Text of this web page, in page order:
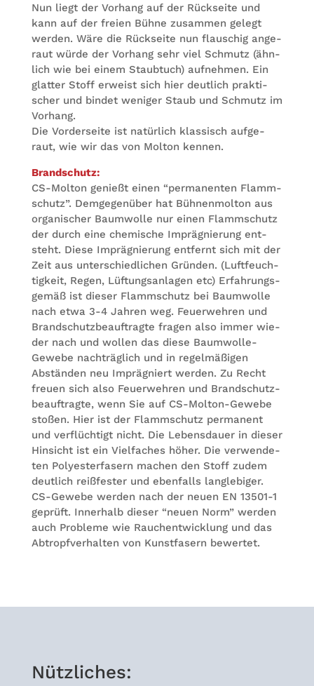
Nun liegt der Vor­hang auf der Rück­seite und
kann auf der freien Bühne zusam­men gelegt
wer­den. Wäre die Rück­seite nun flau­schig ange­
raut würde der Vor­hang sehr viel Schmutz (ähn­
lich wie bei einem Staub­tuch) auf­neh­men. Ein
glat­ter Stoff erweist sich hier deut­lich prak­ti­
scher und bin­det weni­ger Staub und Schmutz im
Vor­hang.
Die Vor­der­seite ist natür­lich klas­sisch auf­ge­
raut, wie wir das von Mol­ton kennen.
Brand­schutz:
CS-Mol­ton genießt einen “per­ma­nen­ten Flamm­
schutz”. Dem­ge­gen­über hat Büh­nen­mol­ton aus
orga­ni­scher Baum­wolle nur einen Flamm­schutz
der durch eine che­mi­sche Imprä­gnie­rung ent­
steht. Diese Imprä­gnie­rung ent­fernt sich mit der
Zeit aus unter­schied­li­chen Grün­den. (Luft­feuch­
tig­keit, Regen, Lüf­tungs­an­la­gen etc) Erfah­rungs­
ge­mäß ist die­ser Flamm­schutz bei Baum­wolle
nach etwa 3-4 Jah­ren weg. Feu­er­weh­ren und
Brand­schutz­be­auf­tragte fra­gen also immer wie­
der nach und wol­len das diese Baum­wolle-
Gewebe nach­träg­lich und in regel­mä­ßi­gen
Abstän­den neu Imprä­gniert wer­den. Zu Recht
freuen sich also Feu­er­weh­ren und Brand­schutz­
be­auf­tragte, wenn Sie auf CS-Mol­ton-Gewebe
sto­ßen. Hier ist der Flamm­schutz per­ma­nent
und ver­flüch­tigt nicht. Die Lebens­dauer in die­ser
Hin­sicht ist ein Viel­fa­ches höher. Die ver­wen­de­
ten Poly­es­ter­fa­sern machen den Stoff zudem
deut­lich reiß­fes­ter und eben­falls lang­le­bi­ger.
CS-Gewebe wer­den nach der neuen EN 13501-1
geprüft. Inner­halb die­ser “neuen Norm” wer­den
auch Pro­bleme wie Rauch­ent­wick­lung und das
Abtropf­ver­hal­ten von Kunst­fa­sern bewertet.
Nütz­li­ches: